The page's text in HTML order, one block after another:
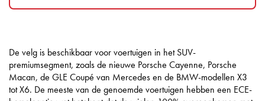
De velg is beschikbaar voor voertuigen in het SUV-
premiumsegment, zoals de nieuwe Porsche Cayenne, Porsche
Macan, de GLE Coupé van Mercedes en de BMW-modellen X3
tot X6. De meeste van de genoemde voertuigen hebben een ECE-